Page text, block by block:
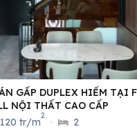
GẤP DUPLEX HIẾM TẠI
NỘI THẤT CAO CẤP
120 tr/m
2
· 2